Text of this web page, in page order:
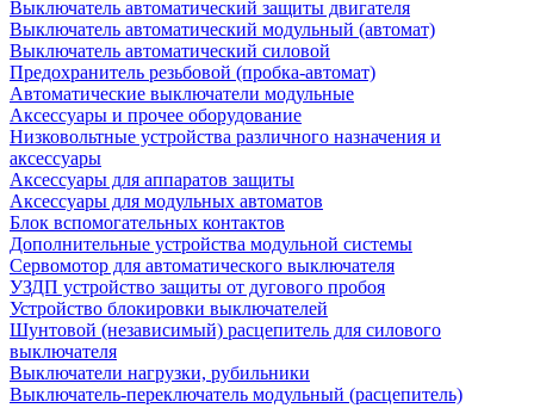
Выключатель автоматический защиты двигателя
Выключатель автоматический модульный (автомат)
Выключатель автоматический силовой
Предохранитель резьбовой (пробка-автомат)
Автоматические выключатели модульные
Аксессуары и прочее оборудование
Низковольтные устройства различного назначения и
аксессуары
Аксессуары для аппаратов защиты
Аксессуары для модульных автоматов
Блок вспомогательных контактов
Дополнительные устройства модульной системы
Сервомотор для автоматического выключателя
УЗДП устройство защиты от дугового пробоя
Устройство блокировки выключателей
Шунтовой (независимый) расцепитель для силового
выключателя
Выключатели нагрузки, рубильники
Выключатель-переключатель модульный (расцепитель)